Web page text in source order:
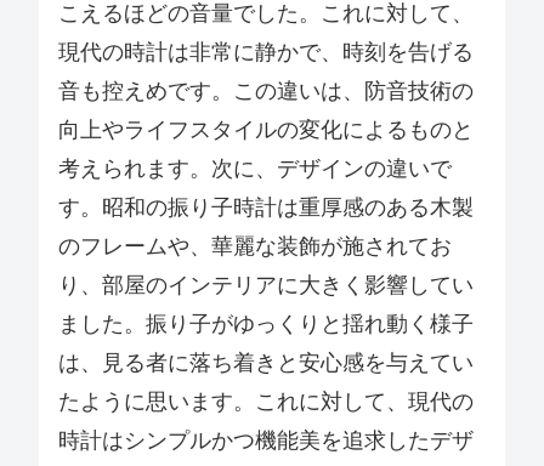
こえるほどの音量でした。これに対して、
現代の時計は非常に静かで、時刻を告げる
音も控えめです。この違いは、防音技術の
向上やライフスタイルの変化によるものと
考えられます。次に、デザインの違いで
す。昭和の振り子時計は重厚感のある木製
のフレームや、華麗な装飾が施されてお
り、部屋のインテリアに大きく影響してい
ました。振り子がゆっくりと揺れ動く様子
は、見る者に落ち着きと安心感を与えてい
たように思います。これに対して、現代の
時計はシンプルかつ機能美を追求したデザ